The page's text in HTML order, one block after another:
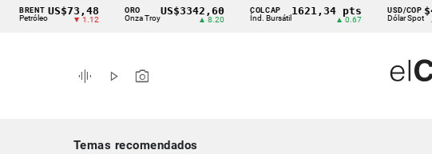
Cintillo
indicadores
económicos
US$73,48
▼ 1.12
ORO
Onza Troy
US$3342,60 COLCAP
Índ. Bursátil
1621,34 pts USD/COP
Dólar Spot
$4178
▲ 0.42
graphic_eq play_arrow photo_camera
Temas recomendados